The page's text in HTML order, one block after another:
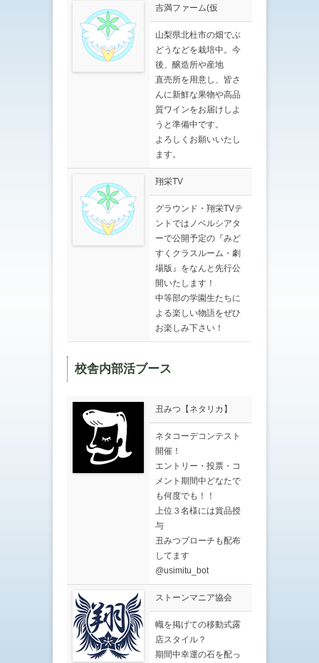
吉満ファーム(仮
山梨県北杜市の畑でぶ
どうなどを栽培中。今
後、醸造所や産地
直売所を用意し、皆さ
んに新鮮な果物や高品
質ワインをお届けしよ
うと準備中です。
よろしくお願いいたし
ます。
翔栄TV
グラウンド・翔栄TVテ
ントではノベルシアタ
ーで公開予定の『みど
すくクラスルーム・劇
場版』をなんと先行公
開いたします！
中等部の学園生たちに
よる楽しい物語をぜひ
お楽しみ下さい！
校舎内部活ブース
丑みつ【ネタリカ】
ネタコーデコンテスト
開催！
エントリー・投票・コ
メント期間中どなたで
も何度でも！！
上位３名様には賞品授
与
丑みつブローチも配布
してます
@usimitu_bot
ストーンマニア協会
幟を掲げての移動式露
店スタイル？
期間中幸運の石を配っ